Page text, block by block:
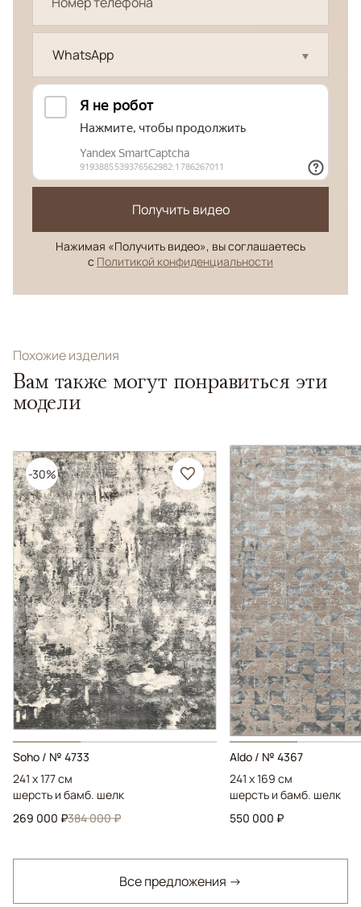
WhatsApp
Получить видео
Нажимая «Получить видео», вы соглашаетесь
с Политикой конфиденциальности
Похожие изделия
Вам также могут понравиться эти
модели
-30%
Soho / № 4733
241 x 177 см
шерсть и бамб. шелк
269 000 ₽384 000 ₽
Aldo / № 4367
241 x 169 см
шерсть и бамб. шелк
550 000 ₽
Все предложения →